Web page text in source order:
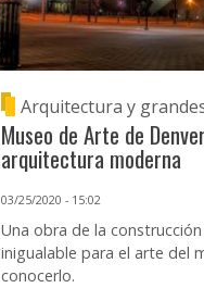
Arquitectura y
Museo de Arte de
arquitectura moderna
03/25/2020 - 15:02
Una obra de la
inigualable para el arte del
conocerlo.